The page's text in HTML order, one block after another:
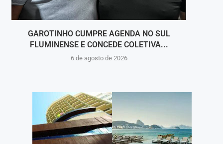
GAROTINHO CUMPRE AGENDA NO SUL
FLUMINENSE E CONCEDE COLETIVA...
6 de agosto de 2026